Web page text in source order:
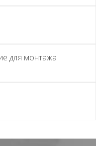
для монтажа